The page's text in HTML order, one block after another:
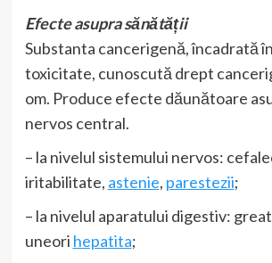
Efecte asupra sănătății
Substanta cancerigenă, încadrată
toxicitate, cunoscută drept
om. Produce efecte dăunătoare
nervos central.
– la nivelul sistemului nervos:
iritabilitate, astenie, parestezii;
– la nivelul aparatului digestiv:
uneori hepatita;